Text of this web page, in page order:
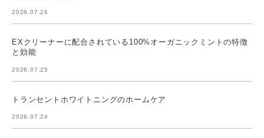
2026.07.26
EXクリーナーに配合されている100%オーガニックミントの特徴
と効能
2026.07.25
トランセントホワイトニングのホームケア
2026.07.24